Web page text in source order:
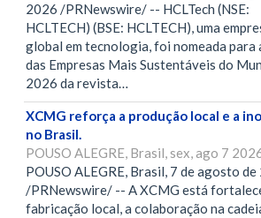
2026 /PRNewswire/ -- HCLTech (NSE:
HCLTECH) (BSE: HCLTECH), uma
global em tecnologia, foi nomeada para
das Empresas Mais Sustentáveis do
2026 da revista…
XCMG reforça a produção local e a
no Brasil.
POUSO ALEGRE, Brasil, sex, ago 7
POUSO ALEGRE, Brasil, 7 de agosto
/PRNewswire/ -- A XCMG está
fabricação local, a colaboração na